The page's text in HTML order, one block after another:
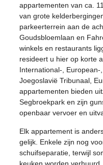
appartementen van ca.
van grote
parkeerterrein aan de
Goudsbloemlaan en
winkels en restaurants
resideert u hier op korte
International-,
Joegoslavië Tribunaal,
appartementen bieden
Segbroekpark en zijn
openbaar vervoer en
Elk appartement is
gelijk. Enkele zijn nog
schuifseparatie, terwijl